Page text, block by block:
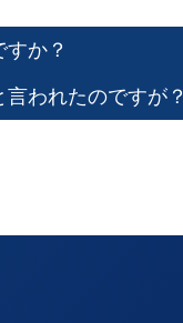
か？
われたのですが？